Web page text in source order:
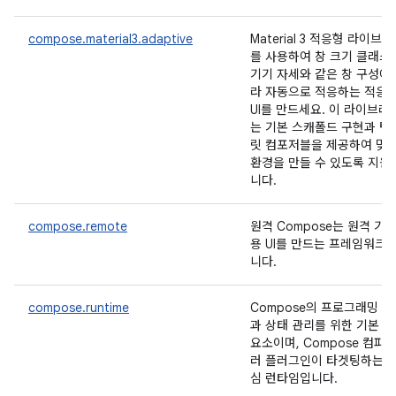
compose.material3.adaptive
Material 3 적응형 라이브러
를 사용하여 창 크기 클래스
기기 자세와 같은 창 구성에
라 자동으로 적응하는 적응
UI를 만드세요. 이 라이브러
는 기본 스캐폴드 구현과 템
릿 컴포저블을 제공하여 맞
환경을 만들 수 있도록 지원
니다.
compose.remote
원격 Compose는 원격 기기
용 UI를 만드는 프레임워크
니다.
compose.runtime
Compose의 프로그래밍 모
과 상태 관리를 위한 기본
요소이며, Compose 컴파일
러 플러그인이 타겟팅하는
심 런타임입니다.